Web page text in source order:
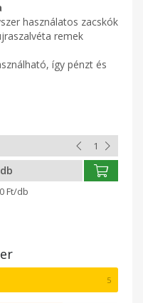
használatos zacskók
remek
így pénzt és
Ft/db
5